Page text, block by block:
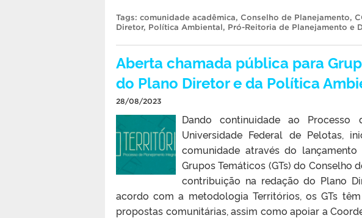
Tags: comunidade acadêmica, Conselho de Planejamento,
Diretor, Política Ambiental, Pró-Reitoria de Planejamento e
Aberta chamada pública para
do Plano Diretor e da Política
28/08/2023
Dando continuidade ao Processo
Universidade Federal de Pelotas,
comunidade através do
Grupos Temáticos (GTs) do
contribuição na redação do Plano
acordo com a metodologia Territórios, os GTs
propostas comunitárias, assim como apoiar a